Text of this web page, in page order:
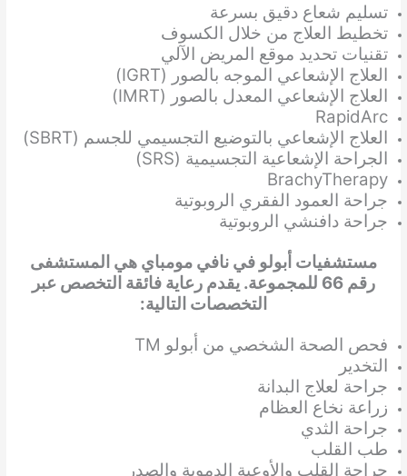
تسليم شعاع دقيق بسرعة
تخطيط العلاج من خلال الكسوف
تقنيات تحديد موقع المريض الآلي
العلاج الإشعاعي الموجه بالصور (IGRT)
العلاج الإشعاعي المعدل بالصور (IMRT)
RapidArc
العلاج الإشعاعي بالتوضيع التجسيمي للجسم (SBRT)
الجراحة الإشعاعية التجسيمية (SRS)
BrachyTherapy
جراحة العمود الفقري الروبوتية
جراحة دافنشي الروبوتية
مستشفيات أبولو في نافي مومباي هي المستشفى
رقم 66 للمجموعة. يقدم رعاية فائقة التخصص عبر
التخصصات التالية:
فحص الصحة الشخصي من أبولو TM
التخدير
جراحة لعلاج البدانة
زراعة نخاع العظام
جراحة الثدي
طب القلب
جراحة القلب والأوعية الدموية والصدر